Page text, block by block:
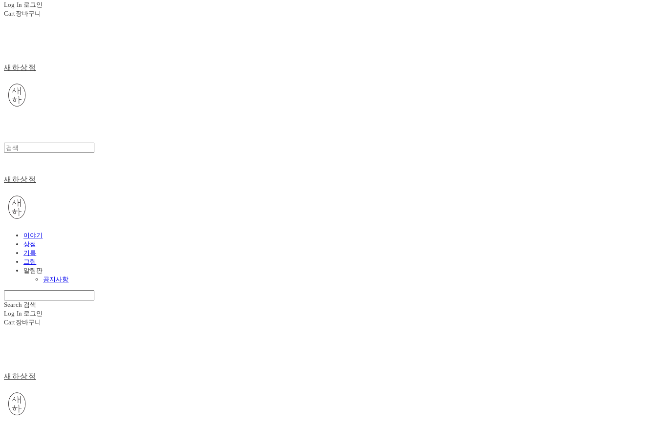
Log In 로그인
Cart장바구니
새하상점
새하상점
이야기
상점
기록
그림
알림판
공지사항
Search 검색
Log In 로그인
Cart장바구니
새하상점